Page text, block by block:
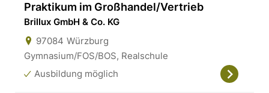
Praktikum im Großhandel/Vertrieb
Brillux GmbH & Co. KG
97084 Würzburg
Gymnasium/FOS/BOS, Realschule
Ausbildung möglich